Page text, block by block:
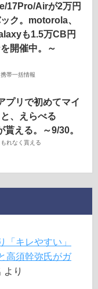
17Pro/Airが2万円
ク。motorola、
も1.5万CB円
開催中。～
携帯一括情報
プリで初めてマイ
、えらべる
貰える。～9/30。
もれなく貰える
「キレやすい」
高須幹弥氏がガ
より